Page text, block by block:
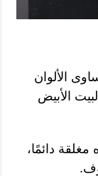
الألوان
الأبيض
دائمًا،